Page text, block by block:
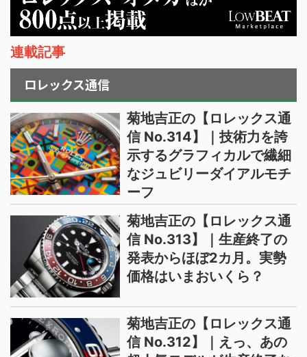
連載記事
ロレックス通信
菊地吉正の【ロレックス通
信 No.314】｜技術力を誇
示するグラフィカルで繊細
なジュビリーダイアルモチ
ーフ
菊地吉正の【ロレックス通
信 No.313】｜生産終了の
発表からほぼ2カ月。実勢
価格はいまおいくら？
菊地吉正の【ロレックス通
信 No.312】｜えっ、あの